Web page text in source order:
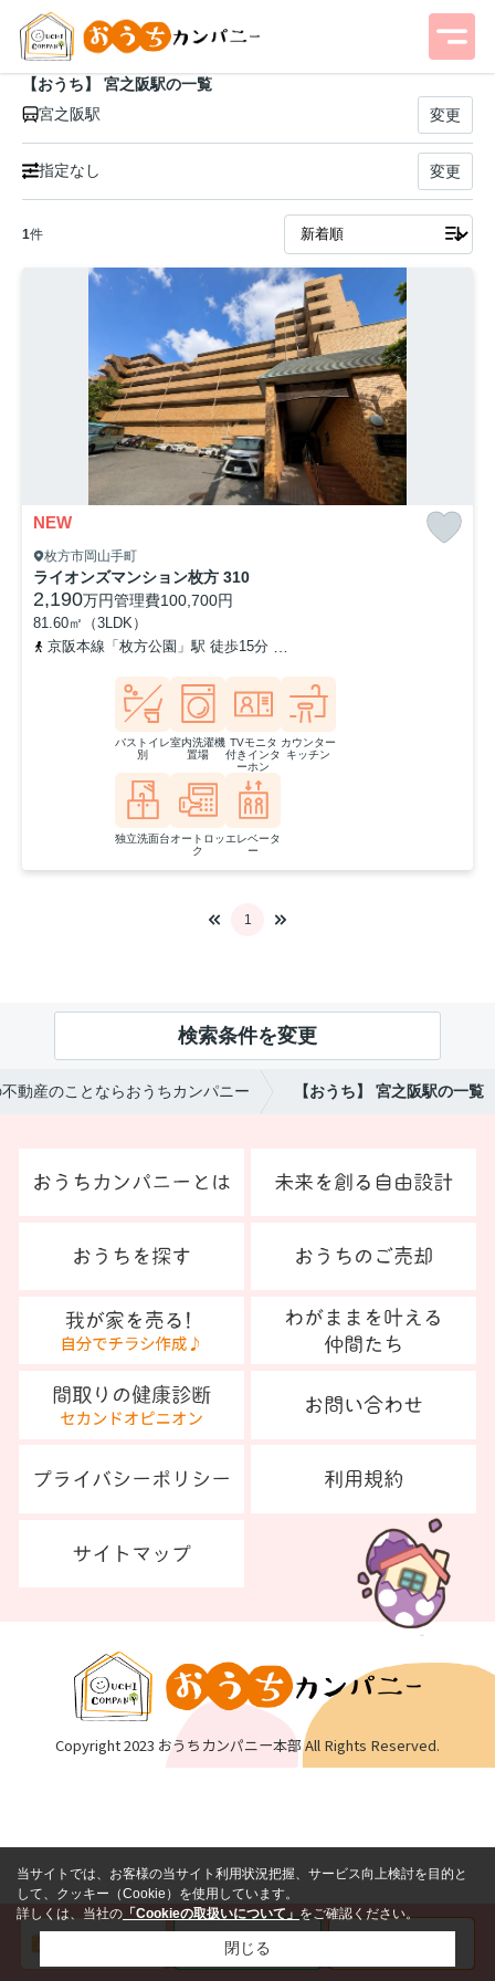
【おうち】 宮之阪駅の一覧
宮之阪駅
変更
指定なし 変更
1件
NEW
枚方市岡山手町
ライオンズマンション枚方 310
2,190万円管理費100,700円
81.60㎡（3LDK）
京阪本線「枚方公園」駅 徒歩15分
バストイレ
別
室内洗濯機
置場
TVモニタ
付きインタ
ーホン
カウンター
キッチン
独立洗面台オートロッ
ク
エレベータ
ー
1
検索条件を変更
動産のことならおうちカンパニー 【おうち】 宮之阪駅の一覧
Copyright 2023 おうちカンパニー本部 All Rights Reserved.
当サイトでは、お客様の当サイト利用状況把握、サービス向上検討を目的と
して、クッキー（Cookie）を使用しています。
詳しくは、当社の 「Cookieの取扱いについて」 をご確認ください。
閉じる